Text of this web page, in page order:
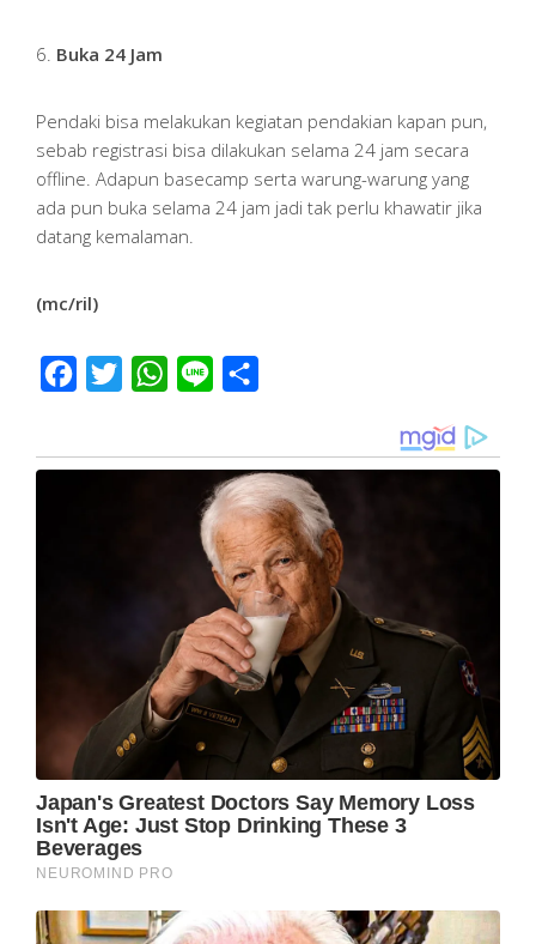
6. Buka 24 Jam
Pendaki bisa melakukan kegiatan pendakian kapan pun,
sebab registrasi bisa dilakukan selama 24 jam secara
offline. Adapun basecamp serta warung-warung yang
ada pun buka selama 24 jam jadi tak perlu khawatir jika
datang kemalaman.
(mc/ril)
Facebook
Twitter WhatsApp
Line